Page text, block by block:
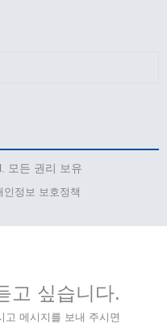
모든 권리 보유
인정보 보호정책
고 싶습니다.
고 메시지를 보내 주시면